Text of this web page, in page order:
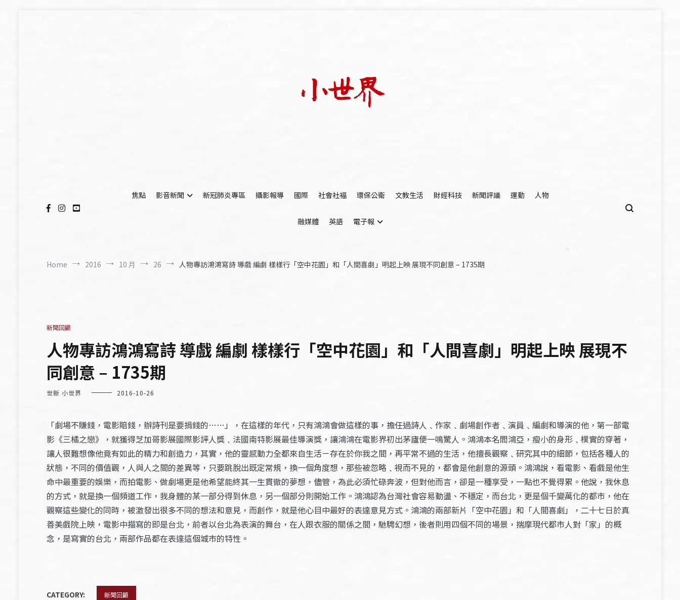
焦點
影音新聞 新冠肺炎專區 攝影報導 國際 社會社福 環保公衛 文教生活 財經科技 新聞評議 運動 人物
融媒體 英語 電子報
Home 2016 10 月 26 人物專訪鴻鴻寫詩 導戲 編劇 樣樣行「空中花園」和「人間喜劇」明起上映 展現不同創意 – 1735期
新聞回顧
人物專訪鴻鴻寫詩 導戲 編劇 樣樣行「空中花園」和「人間喜劇」明起上映 展現不
同創意 – 1735期
世新 小世界 2016-10-26
「劇場不賺錢，電影賠錢，辦詩刊是要捐錢的……」，在這樣的年代，只有鴻鴻會做這樣的事，擔任過詩人﹑作家﹑劇場創作者﹑演員﹑編劇和導演的他，第一部電
影《三橘之戀》，就獲得芝加哥影展國際影評人獎﹑法國南特影展最佳導演獎，讓鴻鴻在電影界初出茅廬便一鳴驚人。鴻鴻本名閻鴻亞，瘦小的身形﹑樸實的穿著，
讓人很難想像他竟有如此的精力和創造力，其實，他的靈感動力全都來自生活－存在於你我之間，再平常不過的生活，他擅長觀察﹑研究其中的細節，包括各種人的
狀態，不同的價值觀，人與人之間的差異等，只要跳脫出既定常規，換一個角度想，那些被忽略﹑視而不見的，都會是他創意的源頭。鴻鴻說，看電影、看戲是他生
命中最重要的娛樂，而拍電影、做劇場更是他希望能終其一生貫徹的夢想，儘管，為此必須忙碌奔波，但對他而言，卻是一種享受，一點也不覺得累。他說，我休息
的方式，就是換一個頻道工作，我身體的某一部分得到休息，另一個部分則開始工作。鴻鴻認為台灣社會容易動盪、不穩定，而台北，更是個千變萬化的都市，他在
觀察這些變化的同時，被激發出很多不同的想法和意見，而創作，就是他心目中最好的表達意見方式。鴻鴻的兩部新片「空中花園」和「人間喜劇」，二十七日於真
善美戲院上映，電影中描寫的即是台北，前者以台北為表演的舞台，在人跟衣服的關係之間，馳騁幻想，後者則用四個不同的場景，揣摩現代都市人對「家」的概
念，是寫實的台北，兩部作品都在表達這個城市的特性。
CATEGORY: 新聞回顧